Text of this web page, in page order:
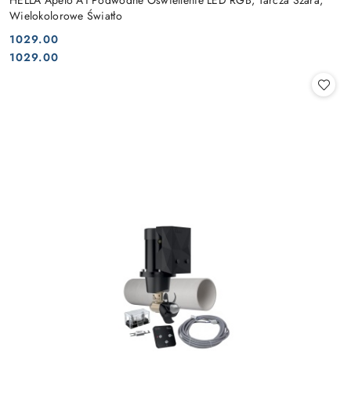
Wielokolorowe Światło
Cena:
1029.00
Cena:
1029.00